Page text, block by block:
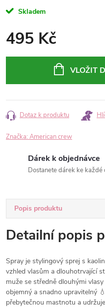
Skladem
495 Kč
VLOŽIT
Dotaz k produktu
Značka: American crew
Dárek k objednávce
Dostanete dárek ke
Popis produktu
Detailní popis
Spray je stylingový sprej s
vzhled vlasům a dlouhotrvající
muže se středně dlouhými
objemný a snadno upravitelný
přebytečnou mastnotu a